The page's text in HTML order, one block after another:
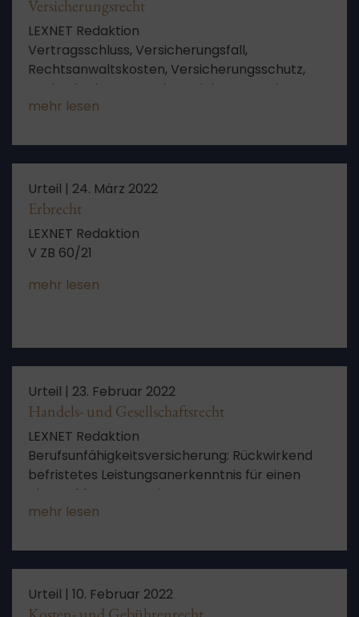
Versicherungsrecht
LEXNET Redaktion
Vertragsschluss, Versicherungsfall,
Rechtsanwaltskosten, Versicherungsschutz,
Sachschaden, Mangel, Versicherer, Raub,
Erstattung, Einbruchdiebstahl, Arbeitsleistung,
elektronische Bauelemente, schriftliche
Stellungnahme
mehr lesen
Urteil | 24. März 2022
Erbrecht
LEXNET Redaktion
V ZB 60/21
mehr lesen
Urteil | 23. Februar 2022
Handels- und Gesellschaftsrecht
LEXNET Redaktion
Berufsunfähigkeitsversicherung: Rückwirkend
befristetes Leistungsanerkenntnis für einen
abgeschlossenen Zeitraum
mehr lesen
Urteil | 10. Februar 2022